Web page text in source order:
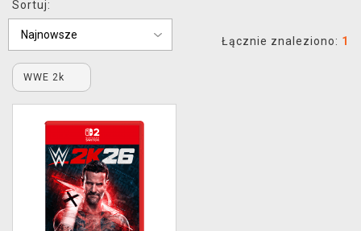
XZONE KLUB
Sortuj:
Łącznie znaleziono: 1
WWE 2k